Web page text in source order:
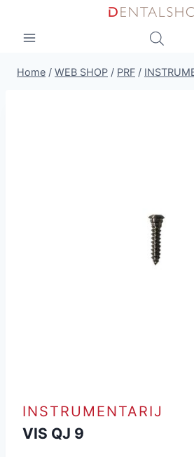
content
Home / WEB SHOP / PRF /
INSTRUMENTARIJ
VIS QJ 9